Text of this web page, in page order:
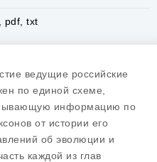
pdf, txt
ведущие российские
по единой схеме,
информацию по
от истории его
об эволюции и
каждой из глав